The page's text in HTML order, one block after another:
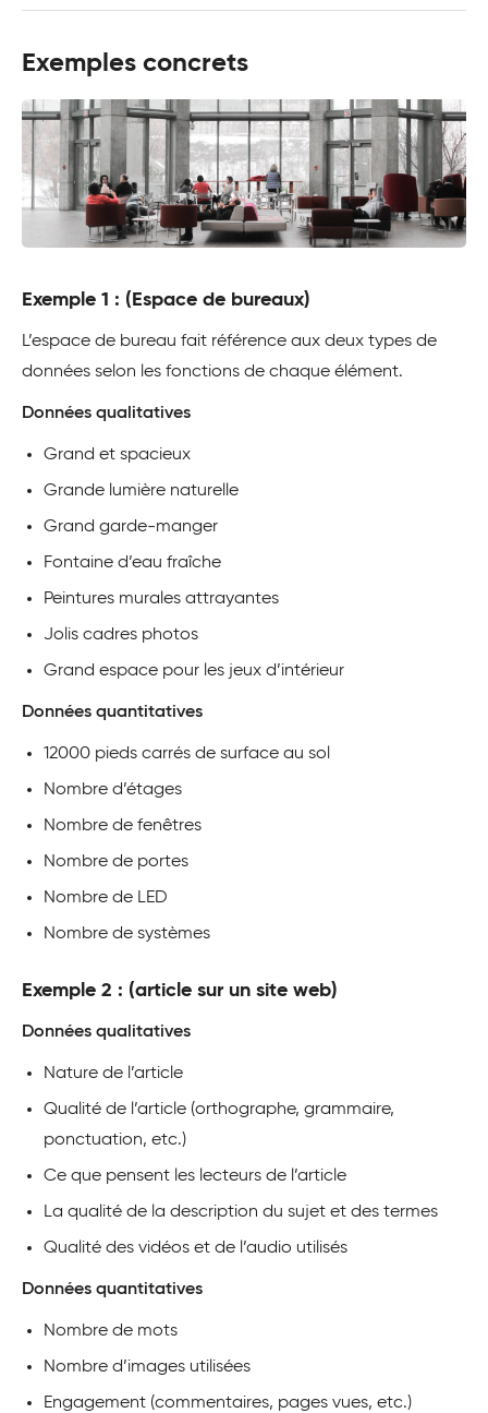
Exemples concrets
Exemple 1 : (Espace de bureaux)
L’espace de bureau fait référence aux deux types de
données selon les fonctions de chaque élément.
Données qualitatives
Grand et spacieux
Grande lumière naturelle
Grand garde-manger
Fontaine d’eau fraîche
Peintures murales attrayantes
Jolis cadres photos
Grand espace pour les jeux d’intérieur
Données quantitatives
12000 pieds carrés de surface au sol
Nombre d’étages
Nombre de fenêtres
Nombre de portes
Nombre de LED
Nombre de systèmes
Exemple 2 : (article sur un site web)
Données qualitatives
Nature de l’article
Qualité de l’article (orthographe, grammaire,
ponctuation, etc.)
Ce que pensent les lecteurs de l’article
La qualité de la description du sujet et des termes
Qualité des vidéos et de l’audio utilisés
Données quantitatives
Nombre de mots
Nombre d’images utilisées
Engagement (commentaires, pages vues, etc.)